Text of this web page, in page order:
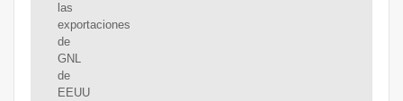
las
exportaciones
de
GNL
de
EEUU